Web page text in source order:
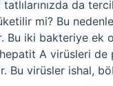
da
mi? Bu
Bu iki bakteriye ek
A virüsleri de
Bu virüsler ishal,